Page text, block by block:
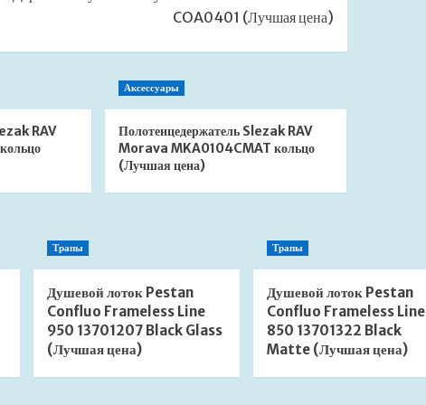
COA0401 (Лучшая цена)
RAV
Аксессуары
Полотенцедержатель Slezak RAV
Morava MKA0104CMAT кольцо
(Лучшая цена)
Трапы
Душевой лоток Pestan
Confluo Frameless Line
950 13701207 Black Glass
(Лучшая цена)
Трапы
Душевой лоток Pestan
Confluo Frameless Line
850 13701322 Black
Matte (Лучшая цена)